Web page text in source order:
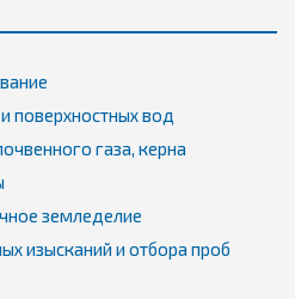
поверхностных вод
газа, керна
земледелие
изысканий и отбора проб